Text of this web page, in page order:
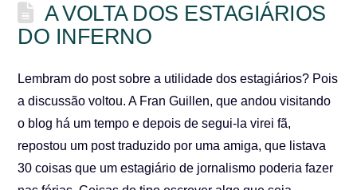
A VOLTA DOS ESTAGIÁRIOS
DO INFERNO
Lembram do post sobre a utilidade dos estagiários? Pois
a discussão voltou. A Fran Guillen, que andou visitando
o blog há um tempo e depois de segui-la virei fã,
repostou um post traduzido por uma amiga, que listava
30 coisas que um estagiário de jornalismo poderia fazer